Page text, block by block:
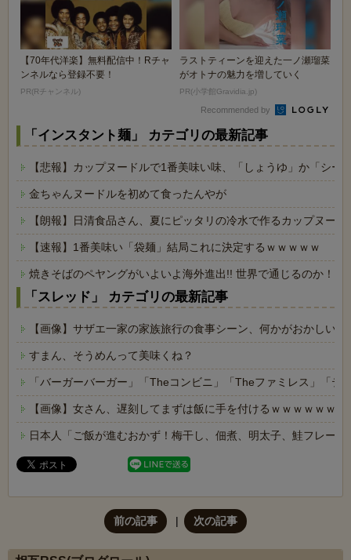
【70年代洋楽】無料配信中！Rチャ
ンネルなら登録不要！
PR(Rチャンネル)
ラストティーンを迎えた一ノ瀬瑠菜
がオトナの魅力を増していく
PR(小学館Gravidia.jp)
Recommended by
「インスタント麺」 カテゴリの最新記事
【悲報】カップヌードルで1番美味い味、「しょうゆ」か「シ
金ちゃんヌードルを初めて食ったんやが
【朗報】日清食品さん、夏にピッタリの冷水で作るカップヌード
【速報】1番美味い「袋麺」結局これに決定するｗｗｗｗｗ
焼きそばのペヤングがいよいよ海外進出!! 世界で通じるのか！？
「スレッド」 カテゴリの最新記事
【画像】サザエ一家の家族旅行の食事シーン、何かがおかしいｗ
すまん、そうめんって美味くね？
「バーガーバーガー」「Theコンビニ」「Theファミレス」「テ
【画像】女さん、遅刻してまずは飯に手を付けるｗｗｗｗｗｗ
日本人「ご飯が進むおかず！梅干し、佃煮、明太子、鮭フレー
前の記事 次の記事